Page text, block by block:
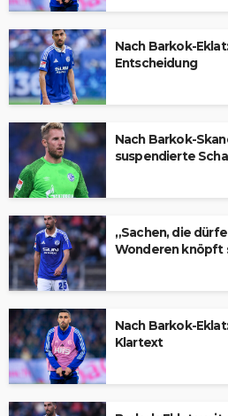
Nach Barkok-
Entscheidung
Nach Barkok-
suspendierte
„Sachen, die
Wonderen knöpft
Nach Barkok-
Klartext